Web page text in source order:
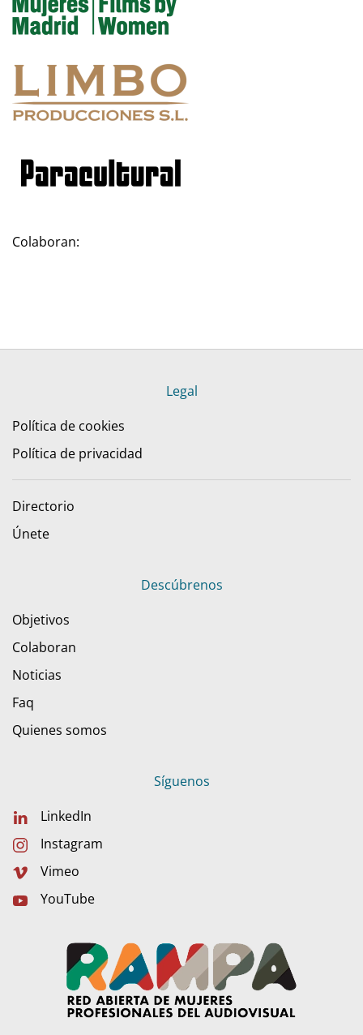
Colaboran:
Legal
Política de cookies
Política de privacidad
Directorio
Únete
Descúbrenos
Objetivos
Colaboran
Noticias
Faq
Quienes somos
Síguenos
LinkedIn
Instagram
Vimeo
YouTube